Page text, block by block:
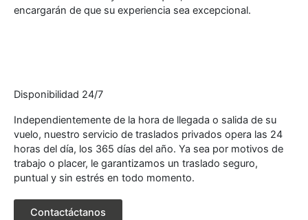
encargarán de que su experiencia sea excepcional.
Disponibilidad 24/7
Independientemente de la hora de llegada o salida de su
vuelo, nuestro servicio de traslados privados opera las 24
horas del día, los 365 días del año. Ya sea por motivos de
trabajo o placer, le garantizamos un traslado seguro,
puntual y sin estrés en todo momento.
Contactáctanos